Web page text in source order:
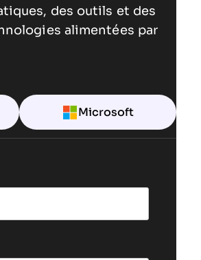
des outils et des
alimentées par
Microsoft